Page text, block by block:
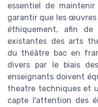
essentiel de
garantir que les
éthiquement, afin
existantes des arts
du théâtre bac en
divers par le biais
enseignants doivent
theatre techniques et
capte l'attention des